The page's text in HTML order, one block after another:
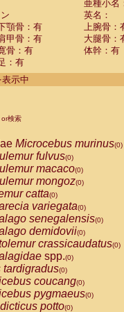
mystax
nigricollis (1)
oedipus
weddelli
spp.
trivirgatus
albifrons
nigrivittatus
boliviensis(0)
sciureus(0)
caraya(0)
fusca(0)
seniculus
spp.(0)
belzebuth(0)
geoffroyi(0)
paniscus(0)
spp.(0)
lagothricha
lagothricha cana
calvus
cupreus
亜種小名
英名：
顎骨：有
上腕骨：
甲骨：有
大腿骨：
骨：有
体幹：有
：有
示中
検索
Microcebus murinus(0)
fulvus(0)
macaco(0)
mongoz(0)
catta(0)
variegata(0)
senegalensis(0)
demidovii(0)
crassicaudatus(0)
spp.(0)
tardigradus(0)
coucang(0)
pygmaeus(0)
potto(0)